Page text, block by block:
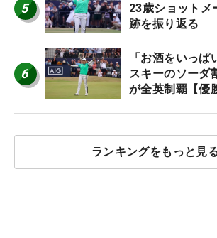
5
23歳ショットメ
跡を振り返る
6
「お酒をいっ
スキーのソー
が全英制覇【優
ランキングをもっと見